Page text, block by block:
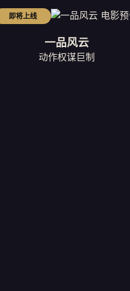
即将上线
一品风云
动作权谋巨制